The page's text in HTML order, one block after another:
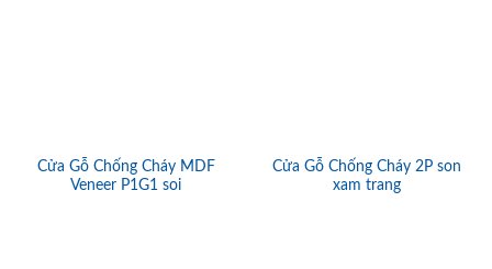
Cửa Gỗ Chống Cháy MDF
Veneer P1G1 soi
Cửa Gỗ Chống Cháy 2P son
xam trang